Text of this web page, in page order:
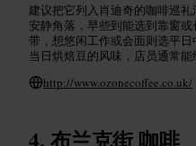
建议把它列入肖迪奇的咖啡巡
安静角落，早些到能选到靠窗
带，想悠闲工作或会面则选平
当日烘焙豆的风味，店员通常能
http://www.ozonecoffee.co.uk/
布兰克街 咖啡